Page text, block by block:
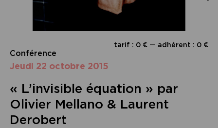
tarif : 0 € — adhérent : 0 €
Conférence
jeudi 22 octobre 2015
« L’invisible équation » par
Olivier Mellano & Laurent
Derobert